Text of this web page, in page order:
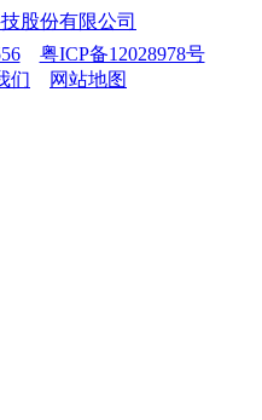
股份有限公司
粤ICP备12028978号
们 网站地图